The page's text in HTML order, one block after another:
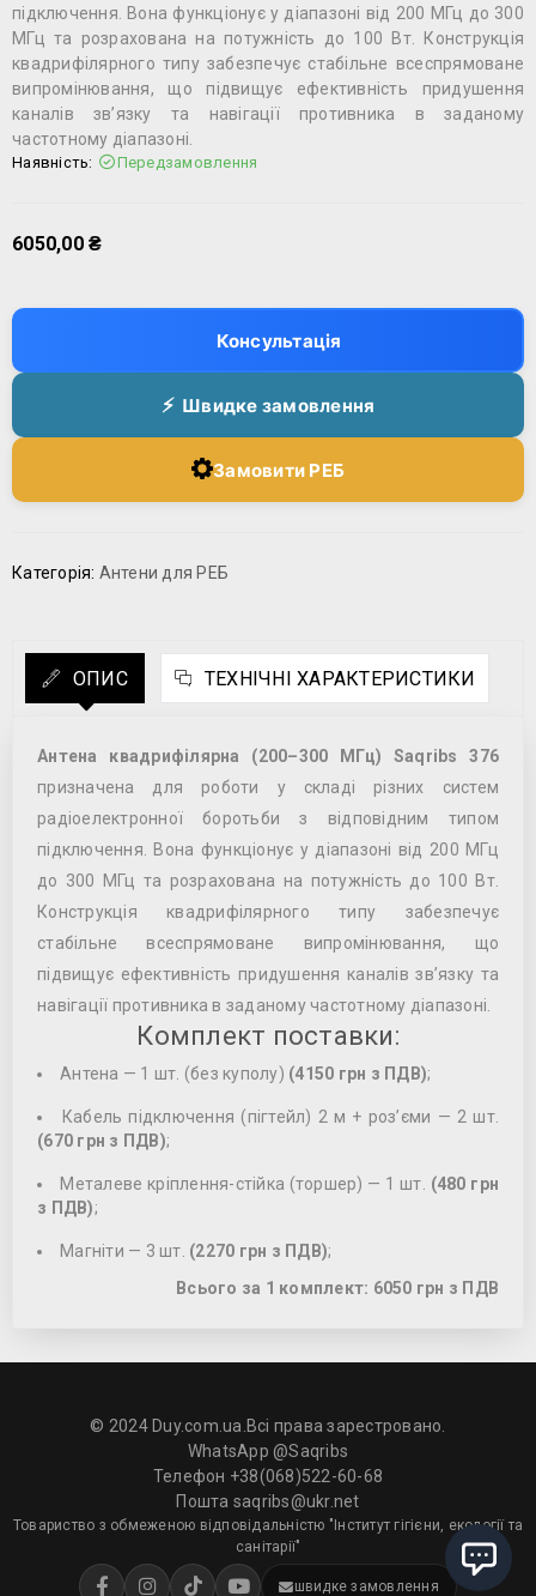
підключення. Вона функціонує у діапазоні від 200 МГц до 300
МГц та розрахована на потужність до 100 Вт. Конструкція
квадрифілярного типу забезпечує стабільне всеспрямоване
випромінювання, що підвищує ефективність придушення
каналів зв’язку та навігації противника в заданому
частотному діапазоні.
Наявність: Передзамовлення
6050,00 ₴
Консультація
Швидке замовлення
Замовити РЕБ
Категорія: Антени для РЕБ
ОПИС ТЕХНІЧНІ ХАРАКТЕРИСТИКИ
Антена квадрифілярна (200–300 МГц) Saqribs 376
призначена для роботи у складі різних систем
радіоелектронної боротьби з відповідним типом
підключення. Вона функціонує у діапазоні від 200 МГц
до 300 МГц та розрахована на потужність до 100 Вт.
Конструкція квадрифілярного типу забезпечує
стабільне всеспрямоване випромінювання, що
підвищує ефективність придушення каналів зв’язку та
навігації противника в заданому частотному діапазоні.
Комплект поставки:
Антена — 1 шт. (без куполу) (4150 грн з ПДВ);
Кабель підключення (пігтейл) 2 м + роз’єми — 2 шт.
(670 грн з ПДВ);
Металеве кріплення-стійка (торшер) — 1 шт. (480 грн
з ПДВ);
Магніти — 3 шт. (2270 грн з ПДВ);
Всього за 1 комплект: 6050 грн з ПДВ
© 2024 Duy.com.ua.Всі права зарестровано.
WhatsApp@Saqribs
Телефон +38(068)522-60-68
Пошта saqribs@ukr.net
Товариство з обмеженою відповідальністю "Інститут гігієни, екології та
санітарії"
швидке замовлення